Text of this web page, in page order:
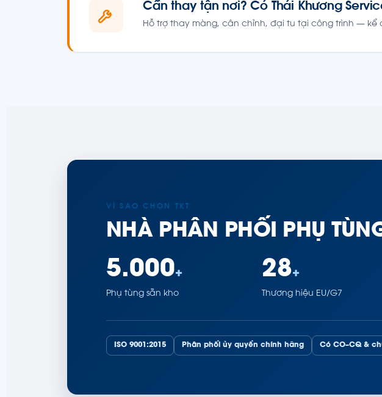
Cần thay tận nơi? Có Thái Khương
Hỗ trợ thay màng, cân chỉnh, đại tu tại công trình — kể
VÌ SAO CHỌN TKT
NHÀ PHÂN PHỐI PHỤ
5.000+
Phụ tùng sẵn kho
28+
Thương hiệu EU/G7
ISO 9001:2015 Phân phối ủy quyền chính hãng Có CO–CQ &